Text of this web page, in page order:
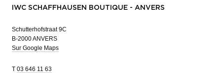
IWC SCHAFFHAUSEN BOUTIQUE - ANVERS
Schutterhofstraat 9C
B-2000 ANVERS
Sur Google Maps
T 03 646 11 63